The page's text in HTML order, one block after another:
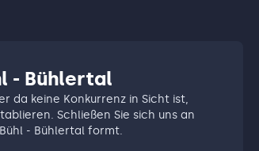
- Bühlertal
da keine Konkurrenz in Sicht ist,
Schließen Sie sich uns an
- Bühlertal formt.